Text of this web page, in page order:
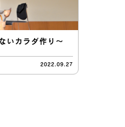
いカラダ作り〜
2022.09.27